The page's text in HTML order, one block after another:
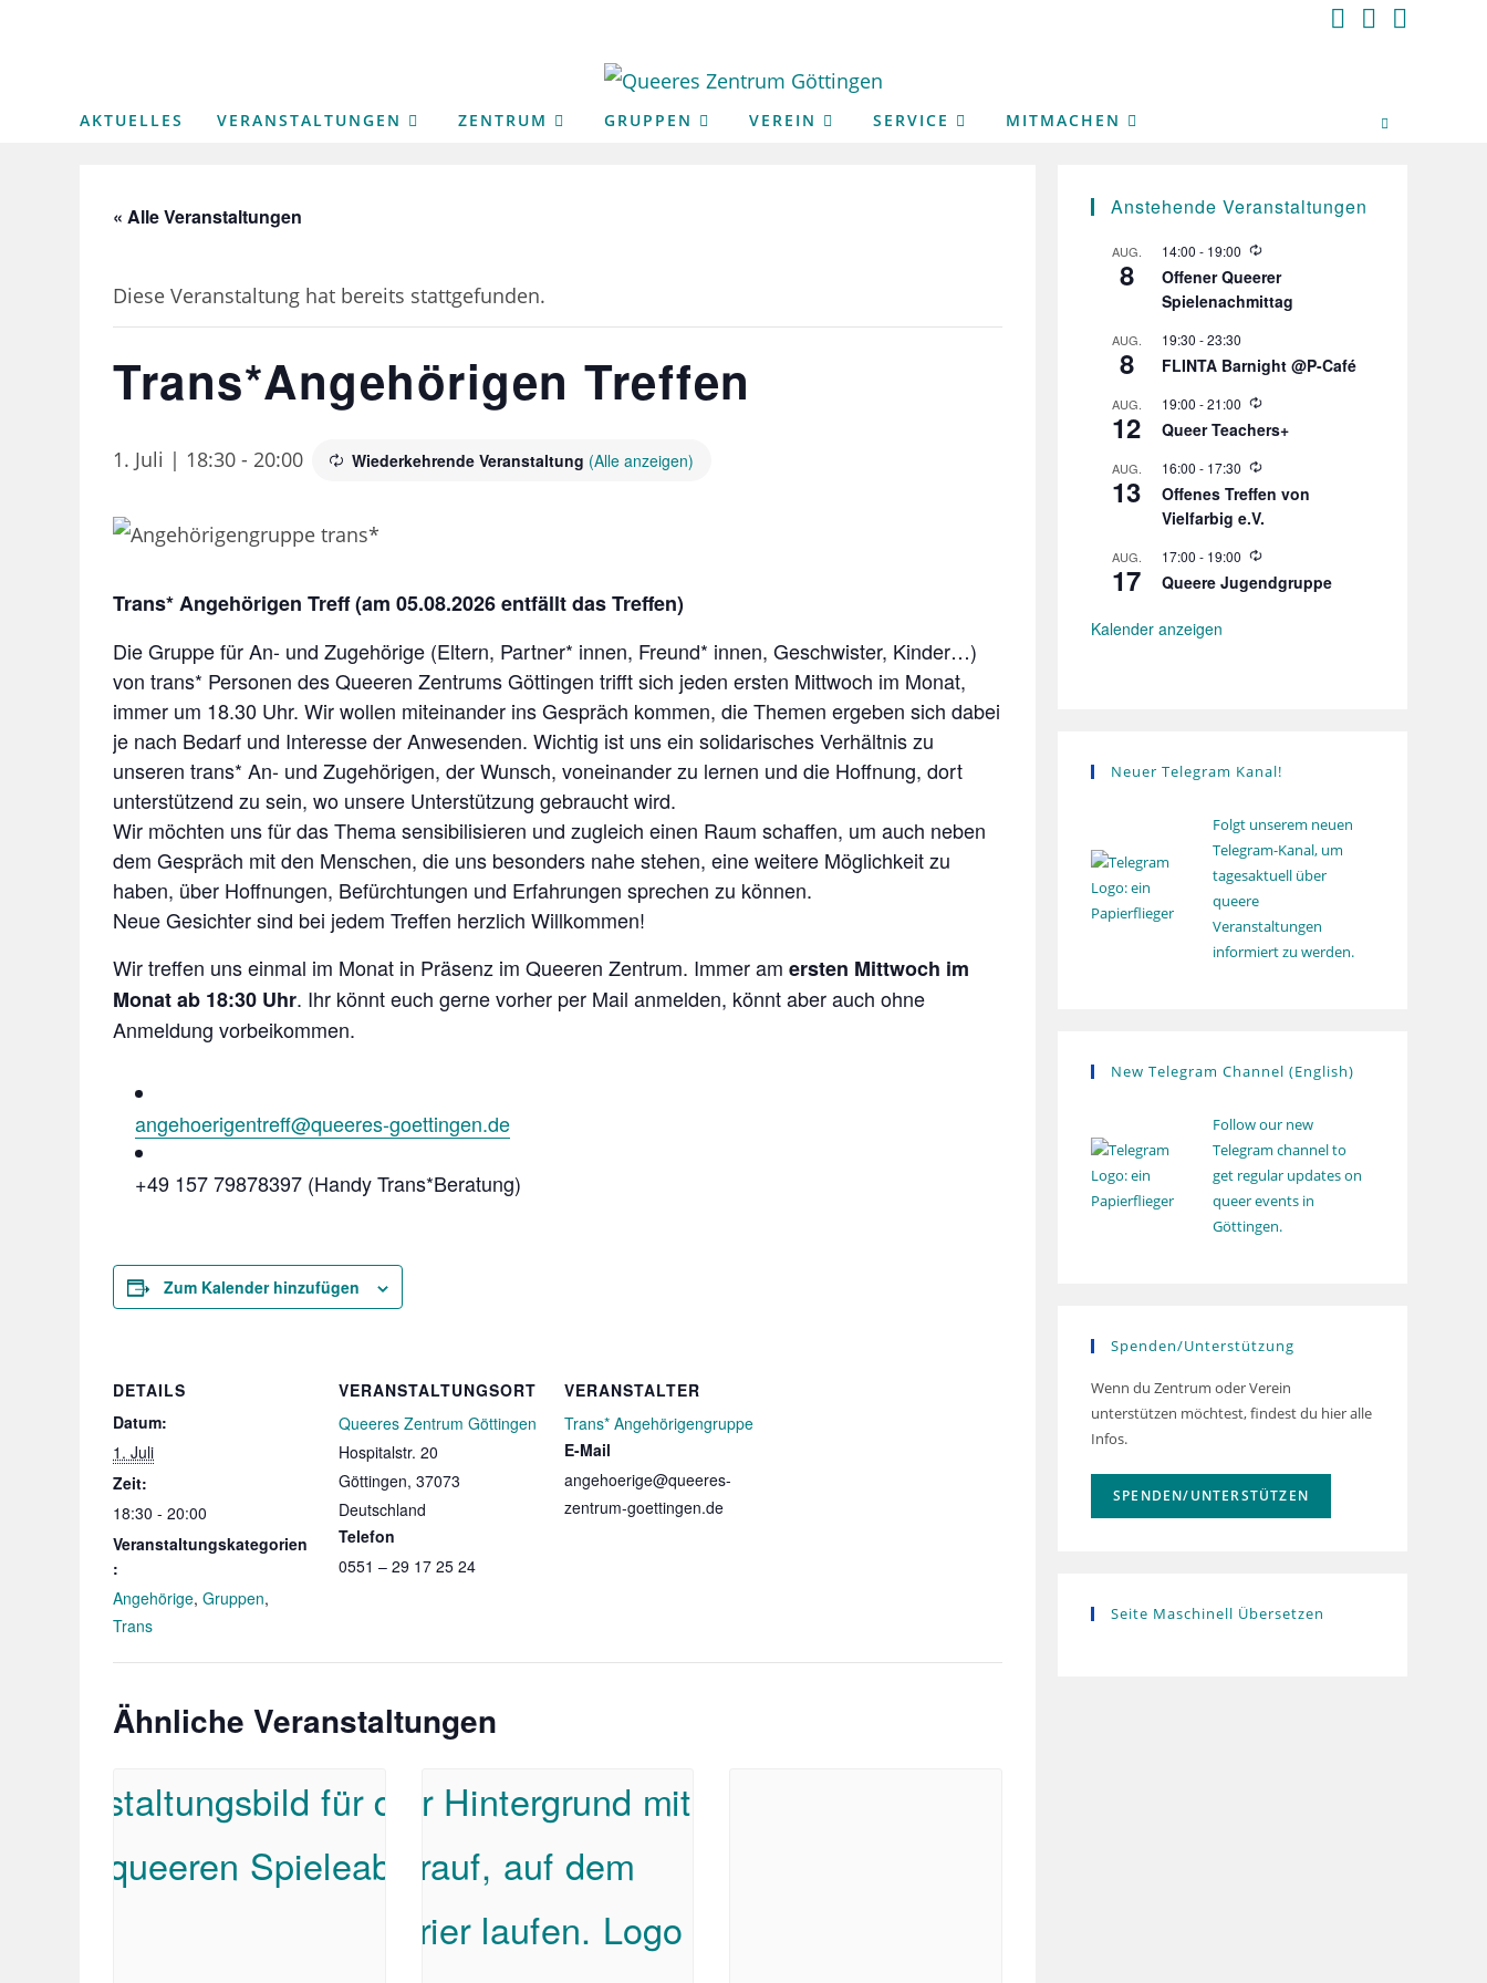
AKTUELLES VERANSTALTUNGEN ZENTRUM GRUPPEN VEREIN SERVICE MITMACHEN
« Alle Veranstaltungen
Diese Veranstaltung hat bereits stattgefunden.
Trans*Angehörigen Treffen
1. Juli | 18:30 - 20:00 Wiederkehrende Veranstaltung (Alle anzeigen)
Trans* Angehörigen Treff (am 05.08.2026 entfällt das Treffen)
Die Gruppe für An- und Zugehörige (Eltern, Partner* innen, Freund* innen, Geschwister, Kinder…)
von trans* Personen des Queeren Zentrums Göttingen trifft sich jeden ersten Mittwoch im Monat,
immer um 18.30 Uhr. Wir wollen miteinander ins Gespräch kommen, die Themen ergeben sich dabei
je nach Bedarf und Interesse der Anwesenden. Wichtig ist uns ein solidarisches Verhältnis zu
unseren trans* An- und Zugehörigen, der Wunsch, voneinander zu lernen und die Hoffnung, dort
unterstützend zu sein, wo unsere Unterstützung gebraucht wird.
Wir möchten uns für das Thema sensibilisieren und zugleich einen Raum schaffen, um auch neben
dem Gespräch mit den Menschen, die uns besonders nahe stehen, eine weitere Möglichkeit zu
haben, über Hoffnungen, Befürchtungen und Erfahrungen sprechen zu können.
Neue Gesichter sind bei jedem Treffen herzlich Willkommen!
Wir treffen uns einmal im Monat in Präsenz im Queeren Zentrum. Immer am ersten Mittwoch im
Monat ab 18:30 Uhr. Ihr könnt euch gerne vorher per Mail anmelden, könnt aber auch ohne
Anmeldung vorbeikommen.
angehoerigentreff@queeres-goettingen.de
+49 157 79878397 (Handy Trans*Beratung)
Zum Kalender hinzufügen
DETAILS
Datum:
1. Juli
Zeit:
18:30 - 20:00
Veranstaltungskategorien
:
Angehörige, Gruppen,
Trans
VERANSTALTUNGSORT
Queeres Zentrum Göttingen
Hospitalstr. 20
Göttingen, 37073
Deutschland
Telefon
0551 – 29 17 25 24
VERANSTALTER
Trans* Angehörigengruppe
E-Mail
angehoerige@queeres-
zentrum-goettingen.de
Ähnliche Veranstaltungen
Anstehende Veranstaltungen
AUG.
8
14:00 - 19:00
W
e
d
o
u
n
Offener Queerer
Spielenachmittag
AUG.
8
19:30 -23:30
FLINTA Barnight @P-Café
AUG.
12
19:00 -21:00
W
e
e
r
o
u
n
Queer Teachers+
AUG.
13
16:00 - 17:30
W
e
d
r
o
Offenes Treffen von
Vielfarbig e.V.
AUG.
17
17:00 - 19:00
W
e
Queere Jugendgruppe
Kalender anzeigen
Neuer Telegram Kanal!
Folgt unserem neuen
Telegram-Kanal, um
tagesaktuell über
queere
Veranstaltungen
informiert zu werden.
New Telegram Channel (English)
Follow our new
Telegram channel to
get regular updates on
queer events in
Göttingen.
Spenden/Unterstützung
Wenn du Zentrum oder Verein
unterstützen möchtest, findest du hier alle
Infos.
SPENDEN/UNTERSTÜTZEN
Seite Maschinell Übersetzen